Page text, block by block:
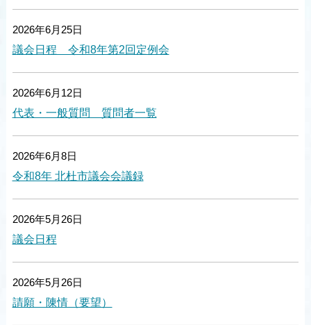
2026年6月25日
議会日程 令和8年第2回定例会
2026年6月12日
代表・一般質問 質問者一覧
2026年6月8日
令和8年 北杜市議会会議録
2026年5月26日
議会日程
2026年5月26日
請願・陳情（要望）